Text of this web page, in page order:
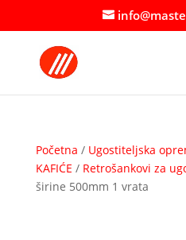
Početna / Ugostiteljska
KAFIĆE / Retrošankovi za
širine 500mm 1 vrata